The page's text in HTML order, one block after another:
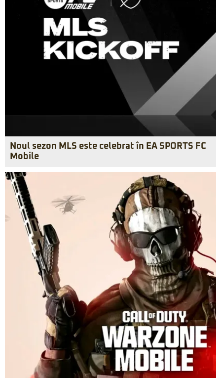
Noul sezon MLS este celebrat în EA SPORTS FC
Mobile